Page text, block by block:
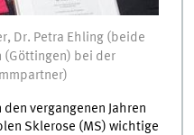
Dr. Petra Ehling (beide
(Göttingen) bei der
vergangenen Jahren
Sklerose (MS) wichtige